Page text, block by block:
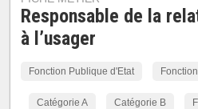
Responsable de la
à l’usager
Fonction Publique d'Etat
Catégorie A Catégorie B